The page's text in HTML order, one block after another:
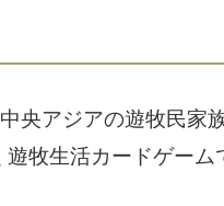
央アジアの遊牧民家
牧生活カードゲーム